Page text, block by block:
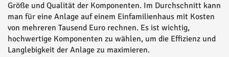
Größe und Qualität der Komponenten. Im Durchschnitt kann
man für eine Anlage auf einem Einfamilienhaus mit Kosten
von mehreren Tausend Euro rechnen. Es ist wichtig,
hochwertige Komponenten zu wählen, um die Effizienz und
Langlebigkeit der Anlage zu maximieren.